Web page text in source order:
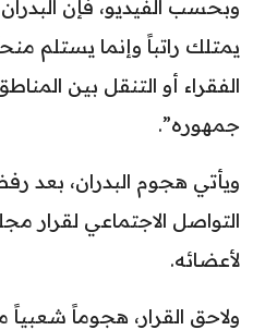
وبحسب الفيديو، فإن
يمتلك راتباً وإنما يستلم
الفقراء أو التنقل بين
جمهوره”.
ويأتي هجوم البدران،
التواصل الاجتماعي لقرار
لأعضائه.
ولاحق القرار، هجوماً شعبياً